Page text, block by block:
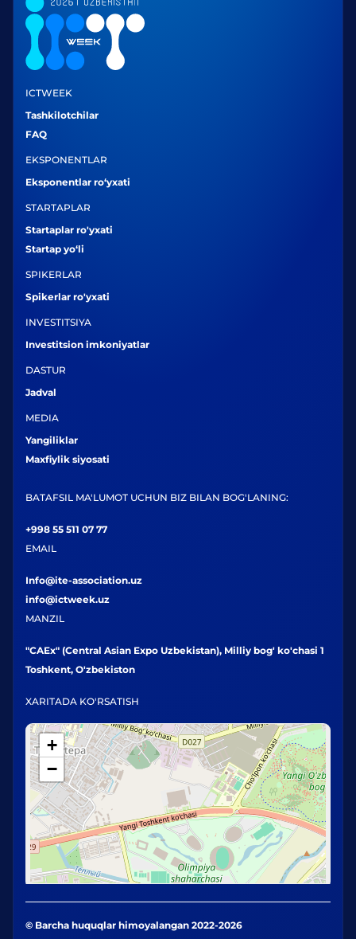
ICTWEEK
Tashkilotchilar
FAQ
EKSPONENTLAR
Eksponentlar ro‘yxati
STARTAPLAR
Startaplar ro'yxati
Startap yo‘li
SPIKERLAR
Spikerlar ro'yxati
INVESTITSIYA
Investitsion imkoniyatlar
DASTUR
Jadval
MEDIA
Yangiliklar
Maxfiylik siyosati
BATAFSIL MA'LUMOT UCHUN BIZ BILAN BOG'LANING:
+998 55 511 07 77
EMAIL
Info@ite-association.uz
info@ictweek.uz
MANZIL
"CAEx" (Central Asian Expo Uzbekistan), Milliy bog' ko'chasi 1
Toshkent, O'zbekiston
XARITADA KO'RSATISH
+
−
© Barcha huquqlar himoyalangan 2022-2026